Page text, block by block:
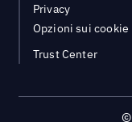
Privacy
Opzioni sui cookie
Trust Center
©